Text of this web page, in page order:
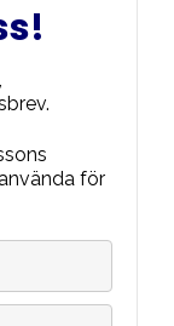
för